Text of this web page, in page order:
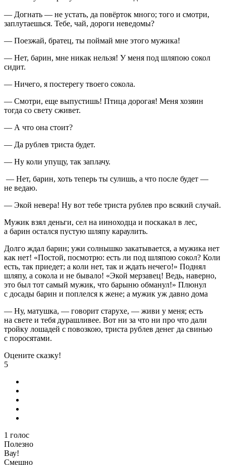
— Догнать — не устать, да повёрток много; того и смотри,
заплутаешься. Тебе, чай, дороги неведомы?
— Поезжай, братец, ты поймай мне этого мужика!
— Нет, барин, мне никак нельзя! У меня под шляпою сокол
сидит.
— Ничего, я постерегу твоего сокола.
— Смотри, еще выпустишь! Птица дорогая! Меня хозяин
тогда со свету сживет.
— А что она стоит?
— Да рублев триста будет.
— Ну коли упущу, так заплачу.
— Нет, барин, хоть теперь ты сулишь, а что после будет —
не ведаю.
— Экой невера! Ну вот тебе триста рублев про всякий случай.
Мужик взял деньги, сел на ииноходца и поскакал в лес,
а барин остался пустую шляпу караулить.
Долго ждал барин; ужи солнышко закатывается, а мужика нет
как нет! «Постой, посмотрю: есть ли под шляпою сокол? Коли
есть, так приедет; а коли нет, так и ждать нечего!» Поднял
шляпу, а сокола и не бывало! «Экой мерзавец! Ведь, наверно,
это был тот самый мужик, что барыню обманул!» Плюнул
с досады барин и поплелся к жене; а мужик уж давно дома
— Ну, матушка, — говорит старухе, — живи у меня; есть
на свете и тебя дурашливее. Вот ни за что ни про что дали
тройку лошадей с повозкою, триста рублев денег да свинью
с поросятами.
Оцените сказку!
5
1 голос
Полезно
Вау!
Смешно